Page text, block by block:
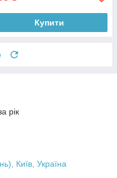
Купити
рік
Київ, Україна